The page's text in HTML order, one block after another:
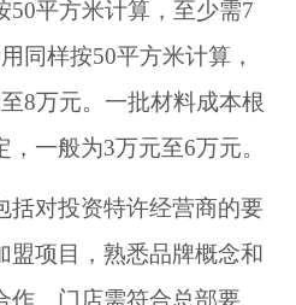
50平方米计算，至少需7
同样按50平方米计算，
8万元。一批材料成本根
一般为3万元至6万元。
对投资特许经营商的要
盟项目，熟悉品牌概念和
作。门店需符合总部要